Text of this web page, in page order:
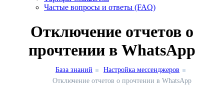
Частые вопросы и ответы (FAQ)
Отключение отчетов о
прочтении в WhatsApp
База знаний
Настройка мессенджеров
Отключение отчетов о прочтении в WhatsApp